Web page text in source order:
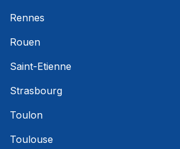
Rennes
Rouen
Saint-Etienne
Strasbourg
Toulon
Toulouse